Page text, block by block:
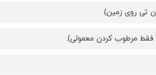
مرطوب کردن معمولی).